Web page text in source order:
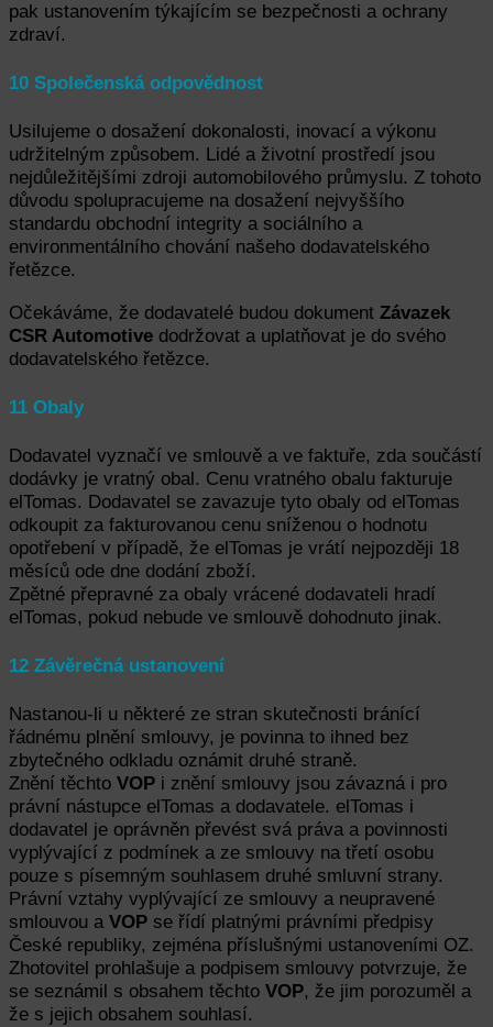
pak ustanovením týkajícím se bezpečnosti a ochrany
zdraví.
10 Společenská odpovědnost
Usilujeme o dosažení dokonalosti, inovací a výkonu
udržitelným způsobem. Lidé a životní prostředí jsou
nejdůležitějšími zdroji automobilového průmyslu. Z tohoto
důvodu spolupracujeme na dosažení nejvyššího
standardu obchodní integrity a sociálního a
environmentálního chování našeho dodavatelského
řetězce.
Očekáváme, že dodavatelé budou dokument Závazek
CSR Automotive dodržovat a uplatňovat je do svého
dodavatelského řetězce.
11 Obaly
Dodavatel vyznačí ve smlouvě a ve faktuře, zda součástí
dodávky je vratný obal. Cenu vratného obalu fakturuje
elTomas. Dodavatel se zavazuje tyto obaly od elTomas
odkoupit za fakturovanou cenu sníženou o hodnotu
opotřebení v případě, že elTomas je vrátí nejpozději 18
měsíců ode dne dodání zboží.
Zpětné přepravné za obaly vrácené dodavateli hradí
elTomas, pokud nebude ve smlouvě dohodnuto jinak.
12 Závěrečná ustanovení
Nastanou-li u některé ze stran skutečnosti bránící
řádnému plnění smlouvy, je povinna to ihned bez
zbytečného odkladu oznámit druhé straně.
Znění těchto VOP i znění smlouvy jsou závazná i pro
právní nástupce elTomas a dodavatele. elTomas i
dodavatel je oprávněn převést svá práva a povinnosti
vyplývající z podmínek a ze smlouvy na třetí osobu
pouze s písemným souhlasem druhé smluvní strany.
Právní vztahy vyplývající ze smlouvy a neupravené
smlouvou a VOP se řídí platnými právními předpisy
České republiky, zejména příslušnými ustanoveními OZ.
Zhotovitel prohlašuje a podpisem smlouvy potvrzuje, že
se seznámil s obsahem těchto VOP, že jim porozuměl a
že s jejich obsahem souhlasí.